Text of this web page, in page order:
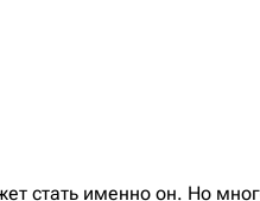
стать именно он. Но